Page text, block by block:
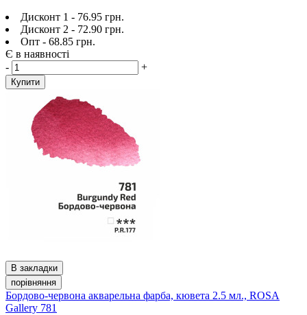
Дисконт 1 - 76.95 грн.
Дисконт 2 - 72.90 грн.
Опт - 68.85 грн.
Є в наявності
-
+
Купити
В закладки
порівняння
Бордово-червона акварельна фарба, кювета 2.5 мл., ROSA
Gallery 781